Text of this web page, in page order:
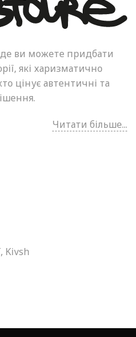
ви можете придбати
які харизматично
цінує автентичні та
Читати більше...
Kivsh